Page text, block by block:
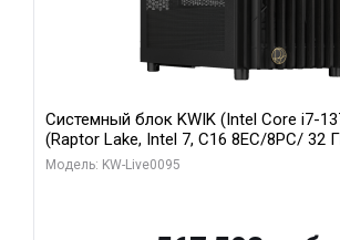
Системный блок KWIK (Intel Core i7-
(Raptor Lake, Intel 7, C16 8EC/8PC/ 32
модуля)/ Afox RTX4090 24GB GDDR6X
Модель: KW-Live0095